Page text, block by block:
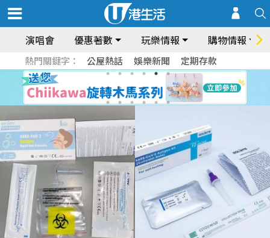
演唱會 優惠著數 玩樂情報 購物情報
熱門關鍵字： 公屋熱話 娛樂新聞 定期存款